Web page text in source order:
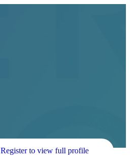
Register to view full profile